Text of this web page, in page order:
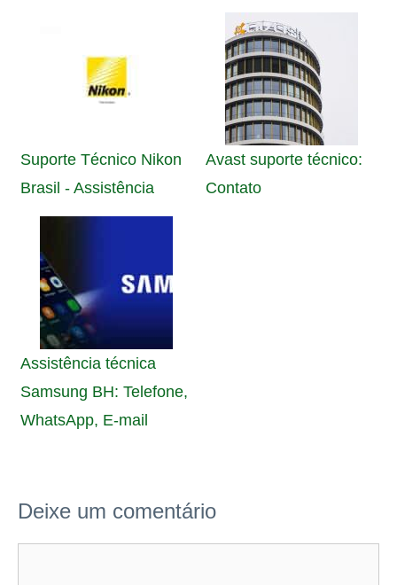
Suporte Técnico Nikon
Brasil - Assistência
Avast suporte técnico:
Contato
Assistência técnica
Samsung BH: Telefone,
WhatsApp, E-mail
Deixe um comentário